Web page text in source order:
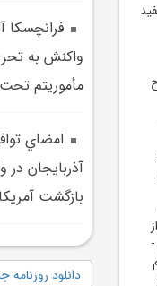
فرانچسکا
واکنش به
مأموريتم
امضاي
آذربايجان
بازگشت
دانلود روزنامه جمهوری